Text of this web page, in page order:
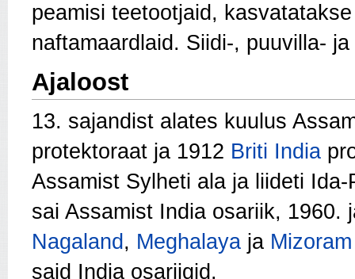
peamisi teetootjaid,
naftamaardlaid. Siidi-, puuvilla-
Ajaloost
13. sajandist alates kuulus
protektoraat ja 1912 Briti India
Assamist Sylheti ala ja liideti
sai Assamist India osariik, 1960.
Nagaland , Meghalaya ja Mizoram
said India osariigid.